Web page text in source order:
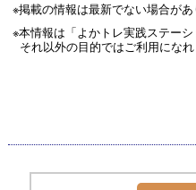
※掲載の情報は最新でない場合が
※本情報は「よかトレ実践ステー
それ以外の目的ではご利用になれ